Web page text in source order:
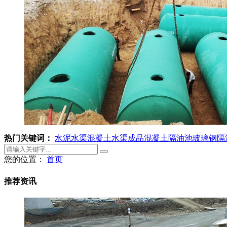
热门关键词： 水泥水渠混凝土水渠成品混凝土隔油池玻璃钢隔
您的位置： 首页
推荐资讯